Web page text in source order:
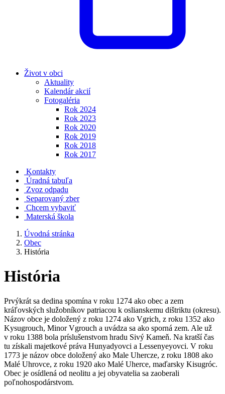
Život v obci
Aktuality
Kalendár akcií
Fotogaléria
Rok 2024
Rok 2023
Rok 2020
Rok 2019
Rok 2018
Rok 2017
Kontakty
Úradná tabuľa
Zvoz odpadu
Separovaný zber
Chcem vybaviť
Materská škola
Úvodná stránka
Obec
História
História
Prvýkrát sa dedina spomína v roku 1274 ako obec a zem
kráľovských služobníkov patriacou k oslianskemu dištriktu (okresu).
Názov obce je doložený z roku 1274 ako Vgrich, z roku 1352 ako
Kysugrouch, Minor Vgrouch a uvádza sa ako sporná zem. Ale už
v roku 1388 bola príslušenstvom hradu Sivý Kameň. Na kratší čas
tu získali majetkové práva Hunyadyovci a Lessenyeyovci. V roku
1773 je názov obce doložený ako Male Uhercze, z roku 1808 ako
Malé Uhrovce, z roku 1920 ako Malé Uherce, maďarsky Kisugróc.
Obec je osídlená od neolitu a jej obyvatelia sa zaoberali
poľnohospodárstvom.